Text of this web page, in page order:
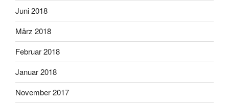
Juni 2018
März 2018
Februar 2018
Januar 2018
November 2017